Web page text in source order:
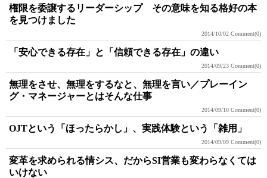
権限を委譲するリーダーシップ その意味を知る格好の本
を見つけました
2014/10/02 Comment(0)
「安心できる存在」と「信頼できる存在」の違い
2014/09/23 Comment(0)
無理をさせ、無理をするなと、無理を言い／プレーイン
グ・マネージャーとはそんな仕事
2014/09/10 Comment(0)
OJTという「ほったらかし」、実践体験という「雑用」
2014/09/09 Comment(0)
変革を求められる情シス、だからSI営業も変わらなくては
いけない